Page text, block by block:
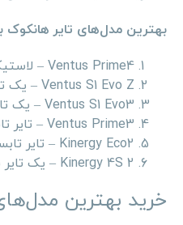
بهترین مدل‌های تایر هانکوک
Ventus Prime4 – لاستیک تابستانی با نویز کم و فناوری هندلینگ دقیق.
Ventus S1 Evo Z – یک تایر فوق‌العاده اسپرت بر اساس فناوری مسابقات مسابقه‌ای.
Ventus S1 Evo3 – یک تایر لوکس که پایداری و ایمنی بیشتری را حتی در جاده‌های خیس ارائه می‌کند.
Ventus Prime3 – تایر تابستانی که عملکرد را با ایمنی متعادل می‌کند.
Kinergy Eco2 – تایر تابستانی با عملکرد همه جانبه و رانندگی ایمن‌تر.
Kinergy 4S 2 – یک تایر برای همه شرایط آب و هوایی با هندلینگ صاف و چسبندگی قوی در جاده‌های خیس.
خرید بهترین